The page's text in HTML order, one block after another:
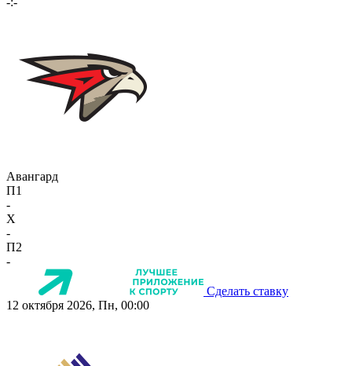
Авангард
П1
-
X
-
П2
-
Сделать ставку
12 октября 2026, Пн, 00:00